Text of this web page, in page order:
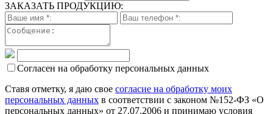
ЗАКАЗАТЬ ПРОДУКЦИЮ:
Согласен на обработку персональных данных
Ставя отметку, я даю свое согласие на обработку моих
персональных данных в соответствии с законом №152-ФЗ «О
персональных данных» от 27.07.2006 и принимаю условия